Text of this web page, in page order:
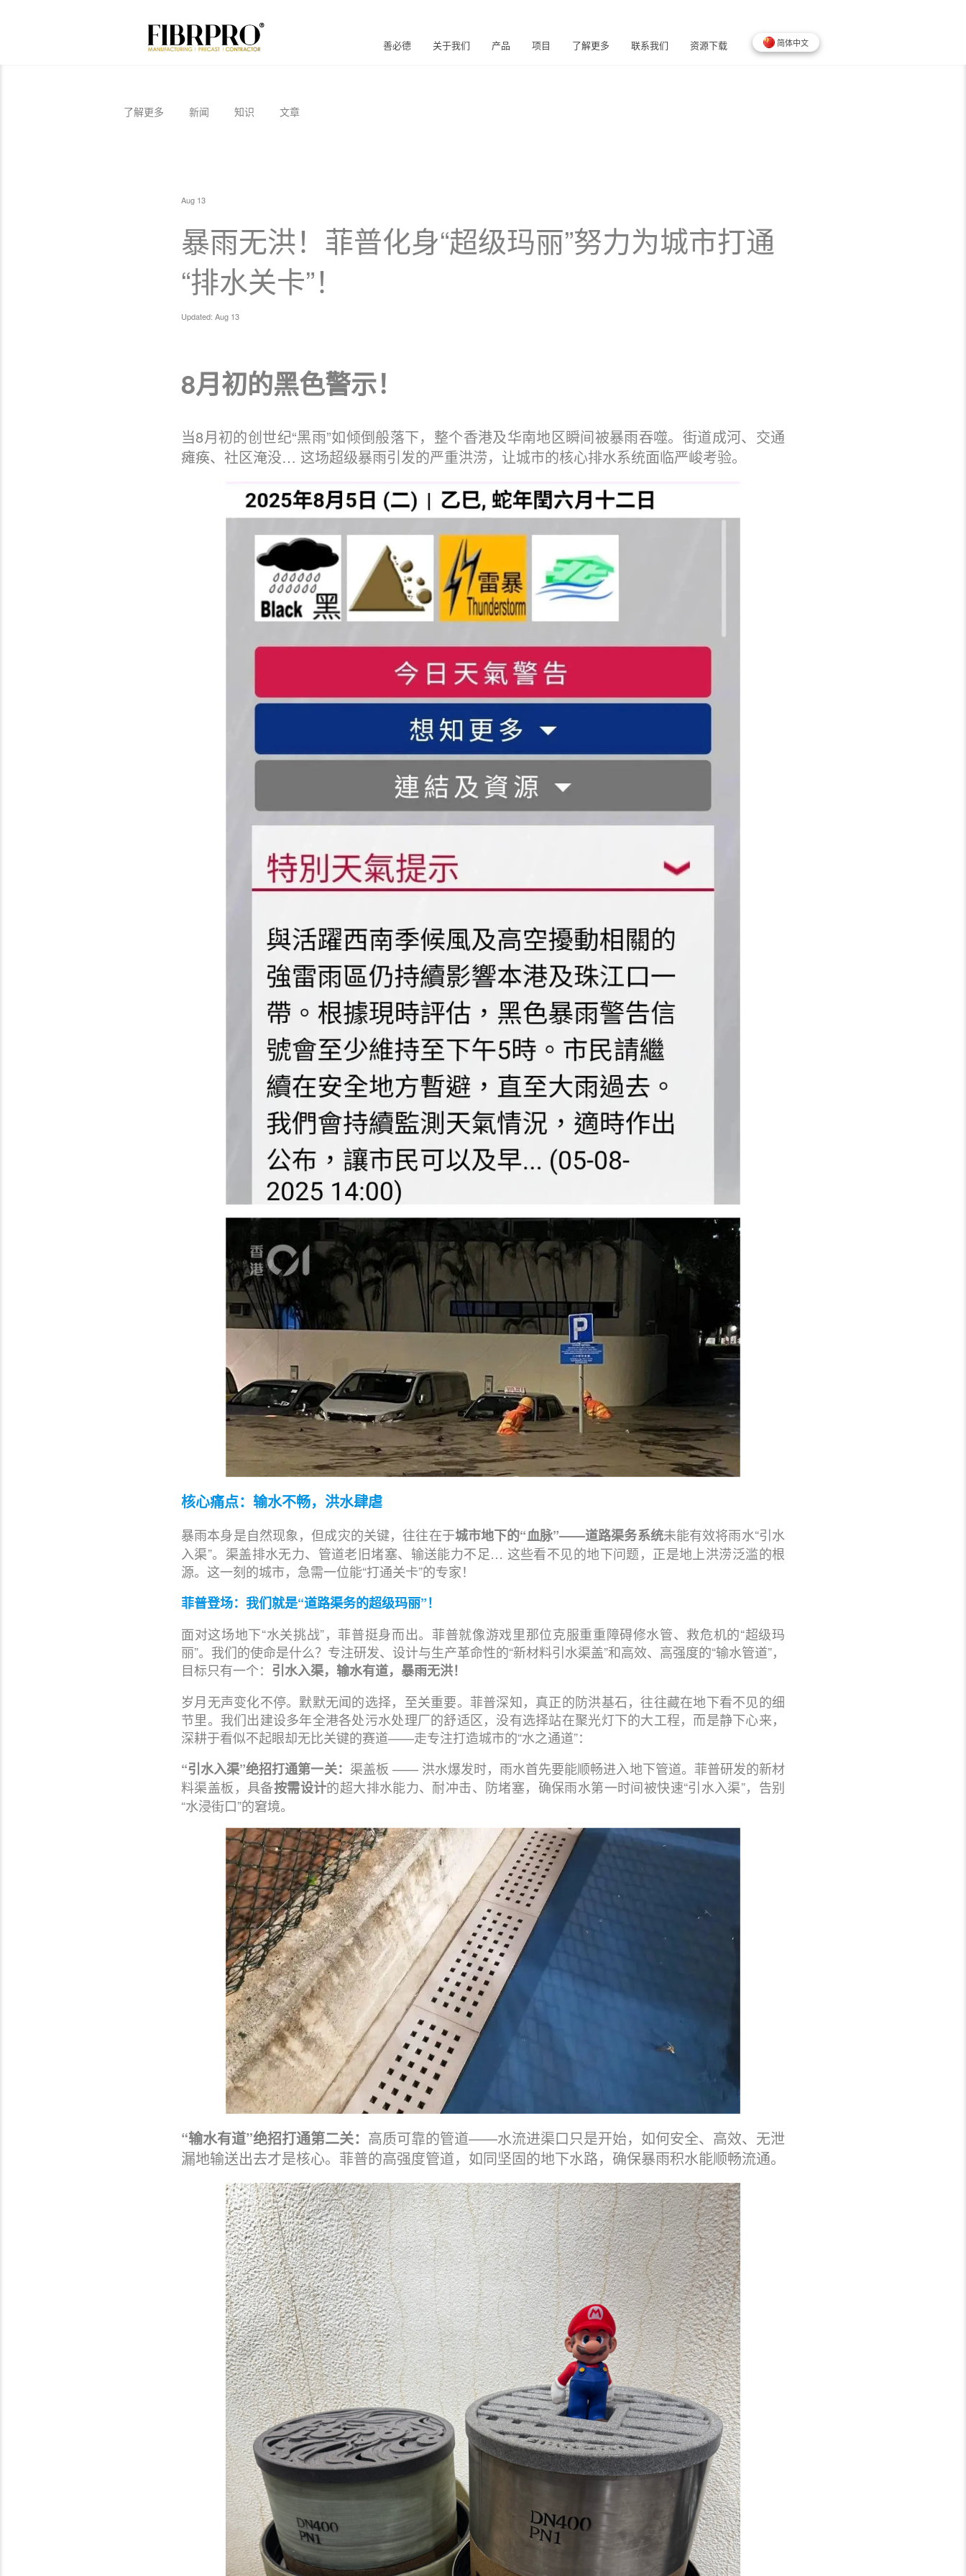
善必德 关于我们 产品 项目 了解更多 联系我们 资源下载 简体中文
了解更多 新闻 知识 文章
Aug 13
暴雨无洪！菲普化身“超级玛丽”努力为城市打通
“排水关卡”！
Updated: Aug 13
8月初的黑色警示！
当8月初的创世纪“黑雨”如倾倒般落下，整个香港及华南地区瞬间被暴雨吞噬。街道成河、交通
瘫痪、社区淹没… 这场超级暴雨引发的严重洪涝，让城市的核心排水系统面临严峻考验。
核心痛点：输水不畅，洪水肆虐
暴雨本身是自然现象，但成灾的关键，往往在于城市地下的“血脉”——道路渠务系统未能有效将雨水“引水
入渠”。渠盖排水无力、管道老旧堵塞、输送能力不足… 这些看不见的地下问题，正是地上洪涝泛滥的根
源。这一刻的城市，急需一位能“打通关卡”的专家！
菲普登场：我们就是“道路渠务的超级玛丽”！
面对这场地下“水关挑战”，菲普挺身而出。菲普就像游戏里那位克服重重障碍修水管、救危机的“超级玛
丽”。我们的使命是什么？专注研发、设计与生产革命性的“新材料引水渠盖”和高效、高强度的“输水管道”，
目标只有一个： 引水入渠，输水有道，暴雨无洪！
岁月无声变化不停。默默无闻的选择，至关重要。菲普深知，真正的防洪基石，往往藏在地下看不见的细
节里。我们出建设多年全港各处污水处理厂的舒适区，没有选择站在聚光灯下的大工程，而是静下心来，
深耕于看似不起眼却无比关键的赛道——走专注打造城市的“水之通道”：
“引水入渠”绝招打通第一关： 渠盖板 —— 洪水爆发时，雨水首先要能顺畅进入地下管道。菲普研发的新材
料渠盖板，具备按需设计的超大排水能力、耐冲击、防堵塞，确保雨水第一时间被快速“引水入渠”，告别
“水浸街口”的窘境。
“输水有道”绝招打通第二关： 高质可靠的管道——水流进渠口只是开始，如何安全、高效、无泄
漏地输送出去才是核心。菲普的高强度管道，如同坚固的地下水路，确保暴雨积水能顺畅流通。